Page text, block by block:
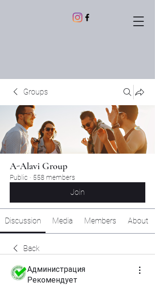
Groups
A-Alavi Group
Public · 558 members
Join
Discussion Media Members About
Back
Администрация
Рекомендует